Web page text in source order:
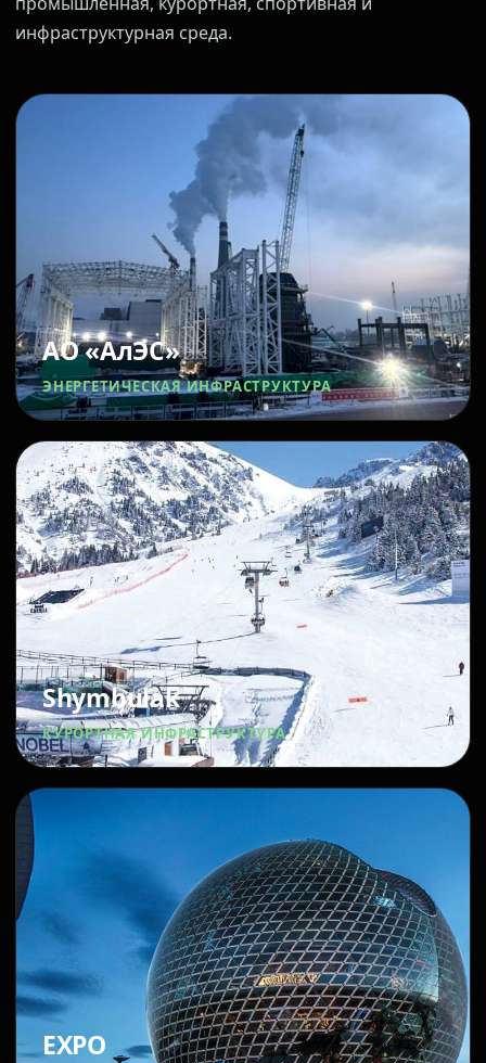
инфраструктурная среда.
АО «АлЭС»
ЭНЕРГЕТИЧЕСКАЯ ИНФРАСТРУКТУРА
Shymbulak
КУРОРТНАЯ ИНФРАСТРУКТУРА
EXPO